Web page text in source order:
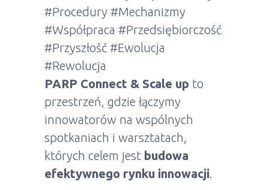
#Procedury #Mechanizmy
#Współpraca #Przedsiębiorczość
#Przyszłość #Ewolucja
#Rewolucja
PARP Connect & Scale up to
przestrzeń, gdzie łączymy
innowatorów na wspólnych
spotkaniach i warsztatach,
których celem jest budowa
efektywnego rynku innowacji